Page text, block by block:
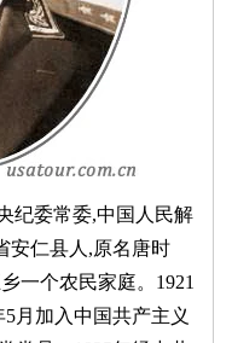
委常委,中国人民解
安仁县人,原名唐时
一个农民家庭。1921
月加入中国共产主义